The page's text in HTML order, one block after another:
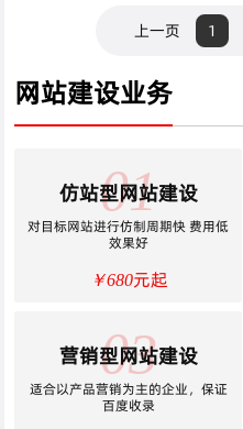
要包括以下···
上一页 1
网站建设业务
01
仿站型网站建设
对目标网站进行仿制周期快 费用低
效果好
￥680元起
03
营销型网站建设
适合以产品营销为主的企业，保证
百度收录